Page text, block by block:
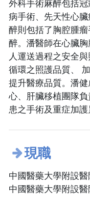
外科手術麻醉包括
病手術、先天性心
醉則包括了胸腔腫
醉。潘醫師在心臟
人運送過程之安全
循環之照護品質、
提升醫療品質。潘
心、肝臟移植團隊
患之手術及重症加護
現職
中國醫藥大學附設
中國醫藥大學附設